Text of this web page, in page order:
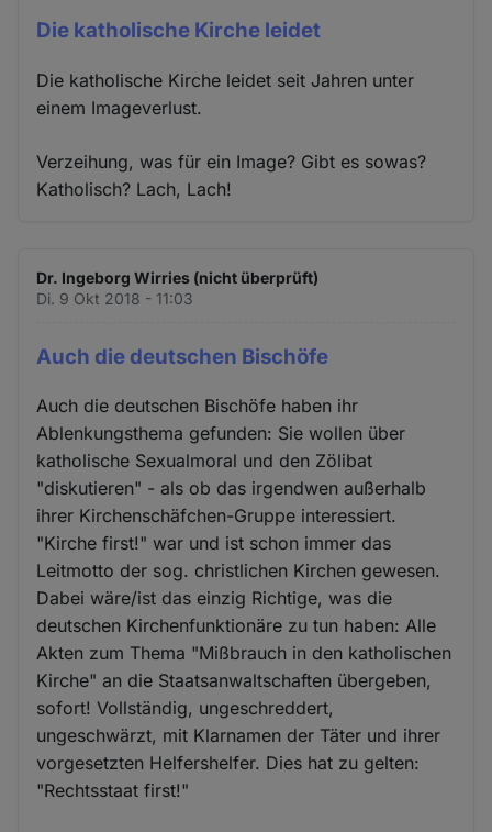
Die katholische Kirche leidet
Die katholische Kirche leidet seit Jahren unter
einem Imageverlust.
Verzeihung, was für ein Image? Gibt es sowas?
Katholisch? Lach, Lach!
Dr. Ingeborg Wirries (nicht überprüft)
Di. 9 Okt 2018 - 11:03
Auch die deutschen Bischöfe
Auch die deutschen Bischöfe haben ihr
Ablenkungsthema gefunden: Sie wollen über
katholische Sexualmoral und den Zölibat
"diskutieren" - als ob das irgendwen außerhalb
ihrer Kirchenschäfchen-Gruppe interessiert.
"Kirche first!" war und ist schon immer das
Leitmotto der sog. christlichen Kirchen gewesen.
Dabei wäre/ist das einzig Richtige, was die
deutschen Kirchenfunktionäre zu tun haben: Alle
Akten zum Thema "Mißbrauch in den katholischen
Kirche" an die Staatsanwaltschaften übergeben,
sofort! Vollständig, ungeschreddert,
ungeschwärzt, mit Klarnamen der Täter und ihrer
vorgesetzten Helfershelfer. Dies hat zu gelten:
"Rechtsstaat first!"
Cookies